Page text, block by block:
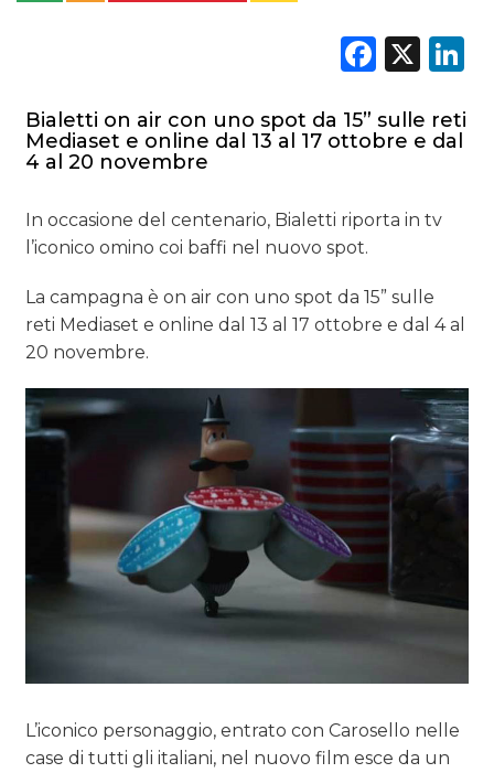
X
Bialetti on air con uno spot da 15” sulle reti
Mediaset e online dal 13 al 17 ottobre e dal
4 al 20 novembre
In occasione del centenario, Bialetti riporta in tv
l’iconico omino coi baffi nel nuovo spot.
La campagna è on air con uno spot da 15” sulle
reti Mediaset e online dal 13 al 17 ottobre e dal 4 al
20 novembre.
L’iconico personaggio, entrato con Carosello nelle
case di tutti gli italiani, nel nuovo film esce da un